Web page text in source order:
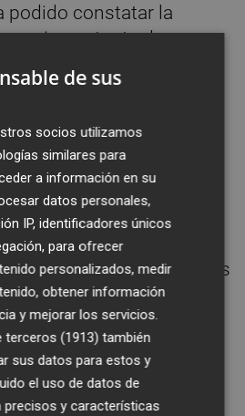
podido constatar la
importante de
los que cabe destacar
niveles”: los
entre ellos), ácidos
(omega-3 y omega-
a radiación ultravioleta
tipos de
extractos de varias
a punto los métodos
certifica que se
la presencia de todos
se mencionan, y cuya
aumentarse
de sus
socios utilizamos
similares para
a información en su
datos personales,
IP, identificadores únicos
para ofrecer
personalizados, medir
obtener información
y mejorar los servicios.
terceros (1913) también
sus datos para estos y
el uso de datos de
precisos y características